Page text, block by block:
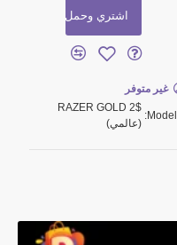
اشتري وحمل
غير متوفر
Model:
RAZER GOLD 2$
(عالمي)